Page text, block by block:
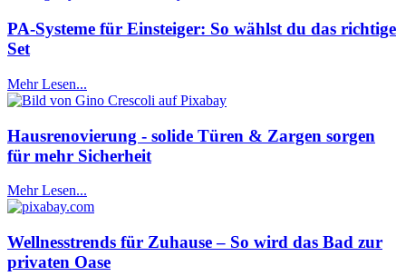
PA-Systeme für Einsteiger: So wählst du das richtige
Set
Mehr Lesen...
Hausrenovierung - solide Türen & Zargen sorgen
für mehr Sicherheit
Mehr Lesen...
Wellnesstrends für Zuhause – So wird das Bad zur
privaten Oase